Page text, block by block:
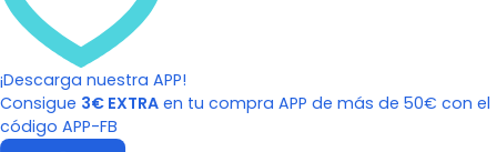
¡Descarga nuestra APP!
Consigue 3€ EXTRA en tu compra APP de más de 50€ con el
código APP-FB